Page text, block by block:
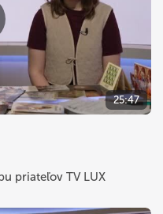
25:47
priateľov TV LUX